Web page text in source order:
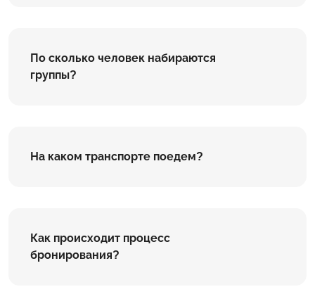
По сколько человек набираются
группы?
На каком транспорте поедем?
Как происходит процесс
бронирования?